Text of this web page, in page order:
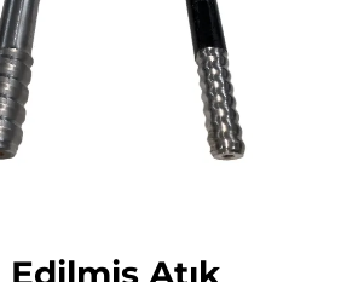
Atık